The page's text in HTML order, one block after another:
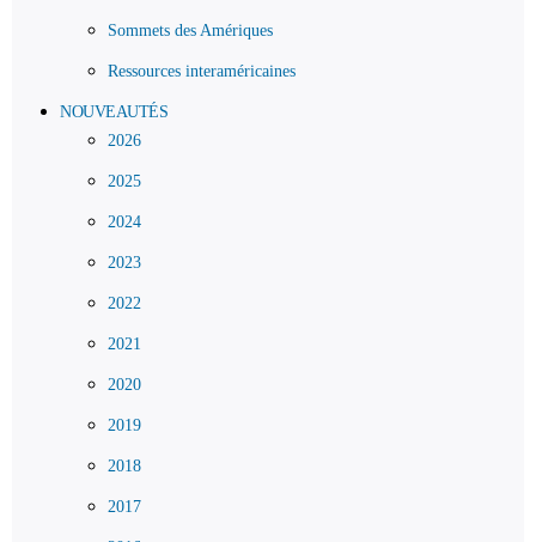
Sommets des Amériques
Ressources interaméricaines
NOUVEAUTÉS
2026
2025
2024
2023
2022
2021
2020
2019
2018
2017